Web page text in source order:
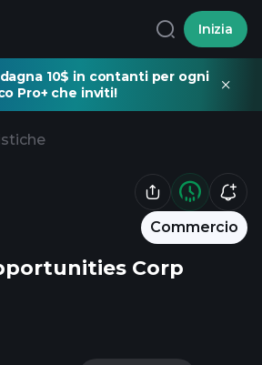
Inizia
10$ in contanti per ogni
Pro+ che inviti!
Commercio
Corp